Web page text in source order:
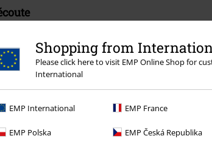
Shopping from
Please click here to visit EMP Online Shop for
International
EMP International EMP France
EMP Polska EMP Česká Republika
18:30.
Offre pour toi